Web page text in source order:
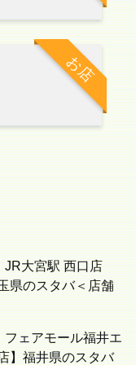
お店
JR大宮駅 西口店
県のスタバ＜店舗
フェアモール福井エ
】福井県のスタバ